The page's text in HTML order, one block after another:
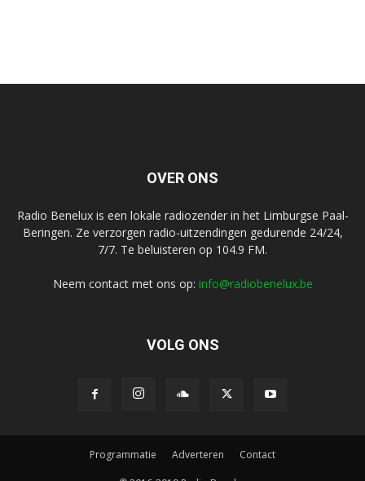
OVER ONS
Radio Benelux is een lokale radiozender in het Limburgse Paal-
Beringen. Ze verzorgen radio-uitzendingen gedurende 24/24,
7/7. Te beluisteren op 104.9 FM.
Neem contact met ons op: info@radiobenelux.be
VOLG ONS
Programmatie Adverteren Contact